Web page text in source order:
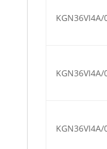
KGN36VI4A/
KGN36VI4A/
KGN36VI4A/